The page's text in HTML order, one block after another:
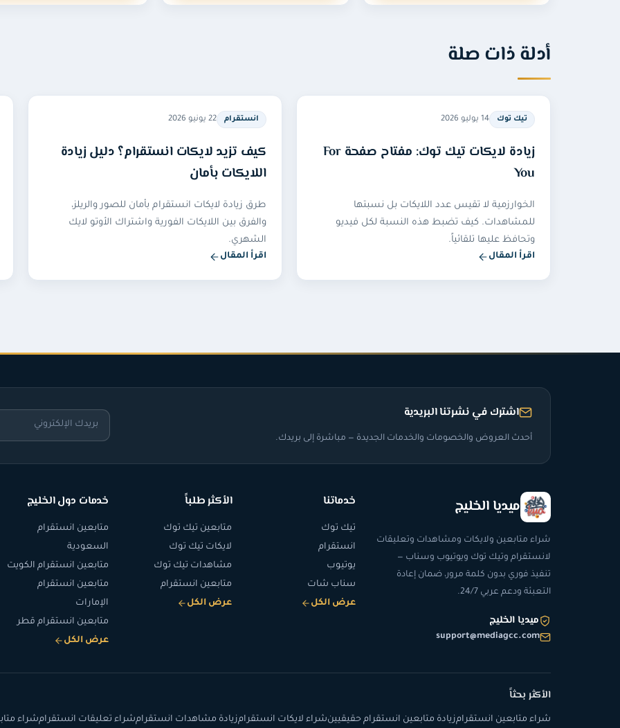
أدلة ذات صلة
تيك توك 14 يوليو 2026
زيادة لايكات تيك توك: مفتاح صفحة For
You
الخوارزمية لا تقيس عدد اللايكات بل نسبتها
للمشاهدات. كيف تضبط هذه النسبة لكل فيديو
وتحافظ عليها تلقائياً.
اقرأ المقال
انستقرام 22 يونيو 2026
كيف تزيد لايكات انستقرام؟ دليل زيادة
اللايكات بأمان
طرق زيادة لايكات انستقرام بأمان للصور والريلز،
والفرق بين اللايكات الفورية واشتراك الأوتو لايك
الشهري.
اقرأ المقال
اشترك في نشرتنا البريدية
أحدث العروض والخصومات والخدمات الجديدة — مباشرة إلى بريدك.
ميديا الخليج
شراء متابعين ولايكات ومشاهدات وتعليقات
لانستقرام وتيك توك ويوتيوب وسناب —
تنفيذ فوري بدون كلمة مرور، ضمان إعادة
التعبئة ودعم عربي 24/7.
ميديا الخليج
support@mediagcc.com
خدماتنا
تيك توك
انستقرام
يوتيوب
سناب شات
عرض الكل
الأكثر طلباً
متابعين تيك توك
لايكات تيك توك
مشاهدات تيك توك
متابعين انستقرام
عرض الكل
خدمات دول الخليج
متابعين انستقرام
السعودية
متابعين انستقرام الكويت
متابعين انستقرام
الإمارات
متابعين انستقرام قطر
عرض الكل
الأكثر بحثاً
شراء متابعين انستقرامزيادة متابعين انستقرام حقيقيينشراء لايكات انستقرامزيادة مشاهدات انستقرامشراء تعليقات انستقرامشراء